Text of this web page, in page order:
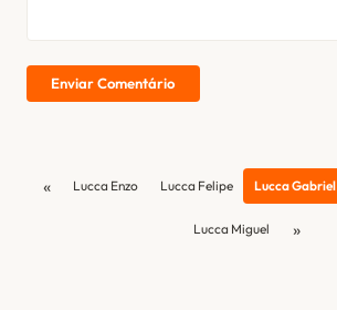
Enviar Comentário
« Lucca Enzo Lucca Felipe Lucca Gabriel
Lucca Miguel »